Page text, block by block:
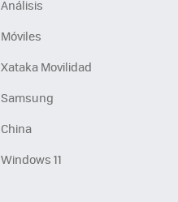
Análisis
Móviles
Xataka Movilidad
Samsung
China
Windows 11